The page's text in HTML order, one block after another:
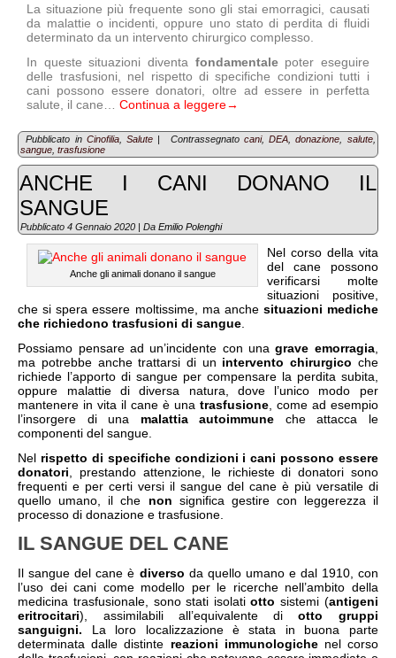
La situazione più frequente sono gli stai emorragici, causati
da malattie o incidenti, oppure uno stato di perdita di fluidi
determinato da un intervento chirurgico complesso.
In queste situazioni diventa fondamentalepoter eseguire
delle trasfusioni, nel rispetto di specifiche condizioni tutti i
cani possono essere donatori, oltre ad essere in perfetta
salute, il cane…Continua a leggere→
Pubblicato in Cinofilia,Salute | Contrassegnato cani,DEA ,donazione salute,
sangue ,trasfusione
ANCHE I CANI DONANO IL
SANGUE
Pubblicato 4 Gennaio 2020 |Da Emilio Polenghi
Anche gli animali donano il sangue
Nel corso della vita
del cane possono
verificarsi molte
situazioni positive,
che si spera essere moltissime, ma anche situazioni mediche
che richiedono trasfusioni di sangue
Possiamo pensare ad un’incidente con unagrave emorragia,
ma potrebbe anche trattarsi di un intervento chirurgico che
richiede l’apporto di sangue per compensare la perdita subita,
oppure malattie di diversa natura, dove l’unico modo per
mantenere in vita il cane è una trasfusione, come ad esempio
l’insorgere di una malattia autoimmune che attacca le
componenti del sangue.
Nel rispetto di specifiche condizioni i cani possono essere
donatori , prestando attenzione, le richieste di donatori sono
frequenti e per certi versi il sangue del cane è più versatile di
quello umano, il che non significa gestire con leggerezza il
processo di donazione e trasfusione.
IL SANGUE DEL CANE
Il sangue del cane è diverso da quello umano e dal 1910, con
l’uso dei cani come modello per le ricerche nell’ambito della
medicina trasfusionale, sono stati isolatiotto sistemi (antigeni
eritrocitari), assimilabili all’equivalente diotto gruppi
sanguigni. La loro localizzazione è stata in buona parte
determinata dalle distinte reazioni immunologichenel corso